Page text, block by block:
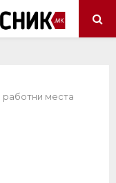
работни места